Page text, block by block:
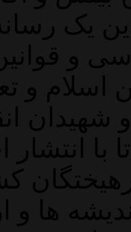
یک
و
و
انتشار
ها و